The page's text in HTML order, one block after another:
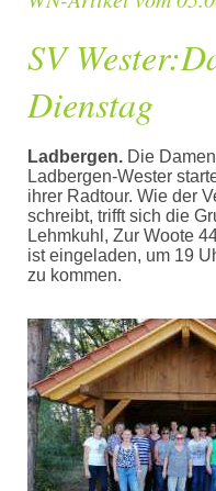
SV
Dienstag
Ladbergen. Die
Ladbergen-Wester
ihrer Radtour. Wie der
schreibt, trifft sich die
Lehmkuhl, Zur Woote
ist eingeladen, um 19
zu kommen.